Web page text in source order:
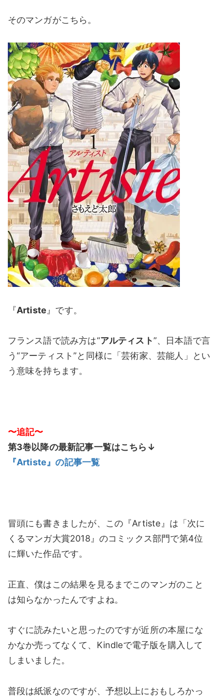
そのマンガがこちら。
『Artiste 』です。
フランス語で読み方は“アルティスト”、日本語で言
う“アーティスト”と同様に「芸術家、芸能人」とい
う意味を持ちます。
〜追記〜
第3巻以降の最新記事一覧はこちら↓
『Artiste』の記事一覧
冒頭にも書きましたが、この『Artiste』は「次に
くるマンガ大賞2018』のコミックス部門で第4位
に輝いた作品です。
正直、僕はこの結果を見るまでこのマンガのこと
は知らなかったんですよね。
すぐに読みたいと思ったのですが近所の本屋にな
かなか売ってなくて、Kindleで電子版を購入して
しまいました。
普段は紙派なのですが、予想以上におもしろかっ